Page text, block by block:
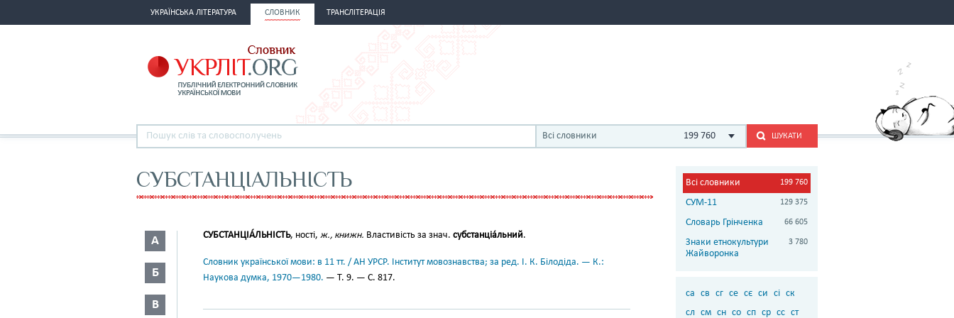
УКРАЇНСЬКА ЛІТЕРАТУРА СЛОВНИК ТРАНСЛІТЕРАЦІЯ
Всі словники 199 760 ШУКАТИ
СУБСТАНЦІАЛЬНІСТЬ
А
Б
В
СУБСТАНЦІА́ЛЬНІСТЬ, ності, ж., книжн. Властивість за знач. субстанціа́льний.
Словник української мови: в 11 тт. / АН УРСР. Інститут мовознавства; за ред. І. К. Білодіда. — К.:
Наукова думка, 1970—1980. — Т. 9. — С. 817.
Всі словники 199 760
СУМ-11 129 375
Словарь Грінченка 66 605
Знаки етнокультури
Жайворонка
3 780
са св сг се сє си сі ск
сл см сн со сп ср сс ст